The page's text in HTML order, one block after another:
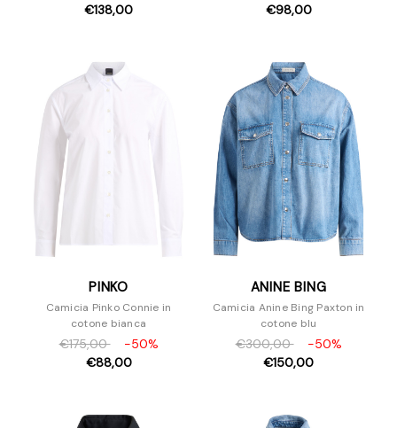
€138,00
€98,00
PINKO
Camicia Pinko Connie in
cotone bianca
€175,00
-50%
€88,00
ANINE BING
Camicia Anine Bing Paxton in
cotone blu
€300,00
-50%
€150,00